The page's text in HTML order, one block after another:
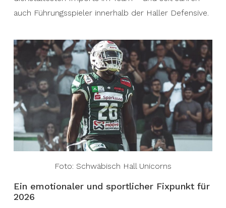
auch Führungsspieler innerhalb der Haller Defensive.
Foto: Schwäbisch Hall Unicorns
Ein emotionaler und sportlicher Fixpunkt für
2026